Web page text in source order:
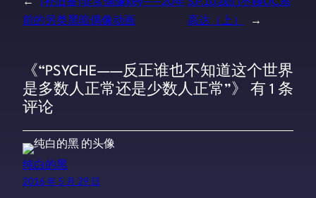
前的另类黑暗偶像动画
高达（上）
→
《“PSYCHE——反正谁也不知道这个世界
是多数人正常还是少数人正常”》 有 1 条
评论
纯白的黑
2016 年 5 月 29 日